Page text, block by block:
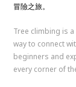
冒險之旅。
Tree climbing is
way to connect
beginners and
every corner of